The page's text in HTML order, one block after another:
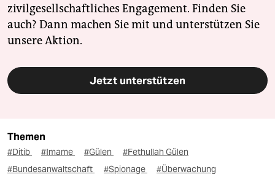
zivilgesellschaftliches Engagement. Finden Sie
auch? Dann machen Sie mit und unterstützen Sie
unsere Aktion.
Jetzt unterstützen
Themen
#Ditib #Imame #Gülen
#Fethullah Gülen
#Bundesanwaltschaft
#Spionage #Überwachung